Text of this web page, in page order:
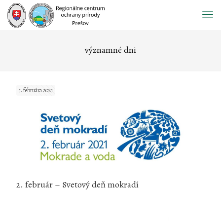
Prejsť
obsah
významné dni
1. februára 2021
2. február – Svetový deň mokradí